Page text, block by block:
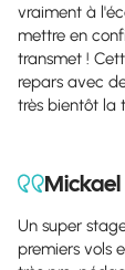
vraiment à
mettre en
transmet !
repars avec
très bientôt la
Mickael
Un super
premiers vols